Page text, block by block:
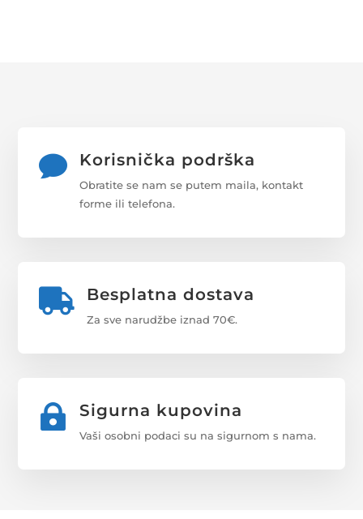
 Korisnička podrška
Obratite se nam se putem maila, kontakt
forme ili telefona.
 Besplatna dostava
Za sve narudžbe iznad 70€.
 Sigurna kupovina
Vaši osobni podaci su na sigurnom s nama.